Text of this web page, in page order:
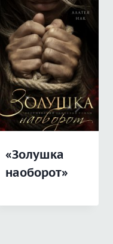
«Золушка
наоборот»